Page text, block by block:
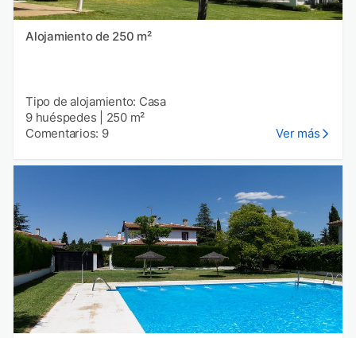
Alojamiento de 250 m²
Tipo de alojamiento: Casa
9 huéspedes
250 m²
Comentarios: 9
Ver más